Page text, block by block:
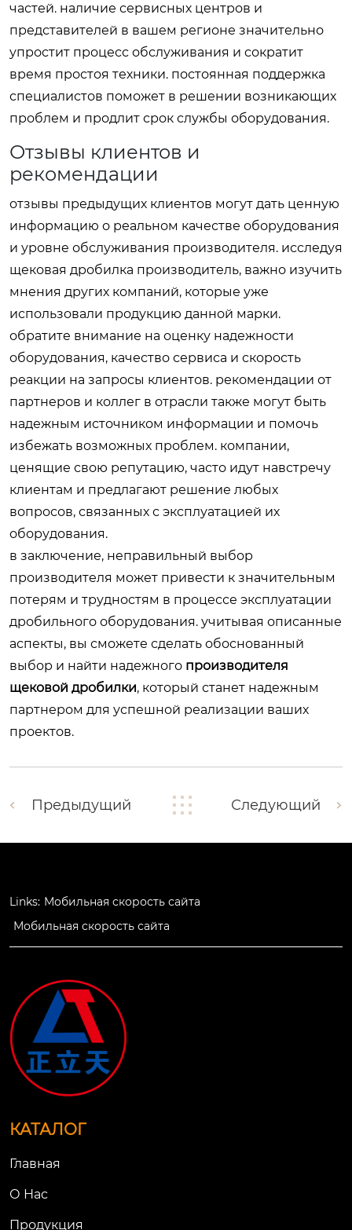
частей. наличие сервисных центров и
представителей в вашем регионе значительно
упростит процесс обслуживания и сократит
время простоя техники. постоянная поддержка
специалистов поможет в решении возникающих
проблем и продлит срок службы оборудования.
Отзывы клиентов и
рекомендации
отзывы предыдущих клиентов могут дать ценную
информацию о реальном качестве оборудования
и уровне обслуживания производителя. исследуя
щековая дробилка производитель, важно изучить
мнения других компаний, которые уже
использовали продукцию данной марки.
обратите внимание на оценку надежности
оборудования, качество сервиса и скорость
реакции на запросы клиентов. рекомендации от
партнеров и коллег в отрасли также могут быть
надежным источником информации и помочь
избежать возможных проблем. компании,
ценящие свою репутацию, часто идут навстречу
клиентам и предлагают решение любых
вопросов, связанных с эксплуатацией их
оборудования.
в заключение, неправильный выбор
производителя может привести к значительным
потерям и трудностям в процессе эксплуатации
дробильного оборудования. учитывая описанные
аспекты, вы сможете сделать обоснованный
выбор и найти надежного производителя
щековой дробилки, который станет надежным
партнером для успешной реализации ваших
проектов.
Предыдущий Следующий
Links: Мобильная скорость сайта
Мобильная скорость сайта
КАТАЛОГ
Главная
О Нac
Продукция